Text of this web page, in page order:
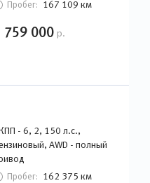
АКПП - 6, 2, 150 л.с.,
Пробег: 162 375 км
1 830 000